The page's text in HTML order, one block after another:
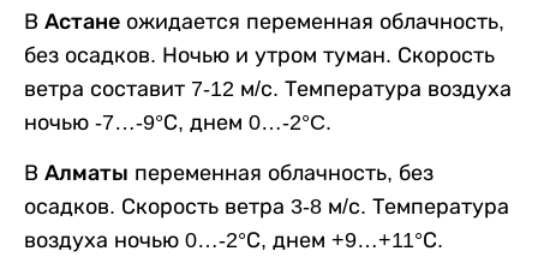
В Астане ожидается переменная облачность,
без осадков. Ночью и утром туман. Скорость
ветра составит 7-12 м/с. Температура воздуха
ночью -7…-9°С, днем 0…-2°C.
В Алматы переменная облачность, без
осадков. Скорость ветра 3-8 м/с. Температура
воздуха ночью 0…-2°С, днем +9…+11°С.